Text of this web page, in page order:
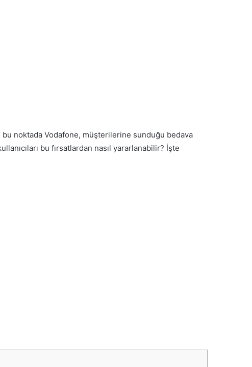
bu noktada Vodafone, müşterilerine sunduğu bedava
bu fırsatlardan nasıl yararlanabilir? İşte